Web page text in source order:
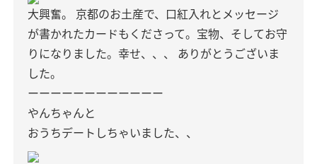
大興奮。 京都のお土産で、口紅入れとメッセージ
が書かれたカードもくださって。宝物、そしてお守
りになりました。幸せ、、、 ありがとうございま
した。
ーーーーーーーーーーーー
やんちゃんと
おうちデートしちゃいました、、